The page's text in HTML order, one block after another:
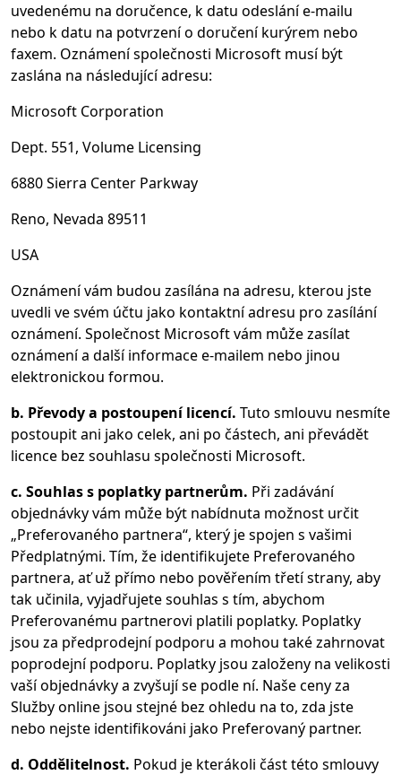
uvedenému na doručence, k datu odeslání e-mailu
nebo k datu na potvrzení o doručení kurýrem nebo
faxem. Oznámení společnosti Microsoft musí být
zaslána na následující adresu:
Microsoft Corporation
Dept. 551, Volume Licensing
6880 Sierra Center Parkway
Reno, Nevada 89511
USA
Oznámení vám budou zasílána na adresu, kterou jste
uvedli ve svém účtu jako kontaktní adresu pro zasílání
oznámení. Společnost Microsoft vám může zasílat
oznámení a další informace e-mailem nebo jinou
elektronickou formou.
b. Převody a postoupení licencí. Tuto smlouvu nesmíte
postoupit ani jako celek, ani po částech, ani převádět
licence bez souhlasu společnosti Microsoft.
c. Souhlas s poplatky partnerům. Při zadávání
objednávky vám může být nabídnuta možnost určit
„Preferovaného partnera“, který je spojen s vašimi
Předplatnými. Tím, že identifikujete Preferovaného
partnera, ať už přímo nebo pověřením třetí strany, aby
tak učinila, vyjadřujete souhlas s tím, abychom
Preferovanému partnerovi platili poplatky. Poplatky
jsou za předprodejní podporu a mohou také zahrnovat
poprodejní podporu. Poplatky jsou založeny na velikosti
vaší objednávky a zvyšují se podle ní. Naše ceny za
Služby online jsou stejné bez ohledu na to, zda jste
nebo nejste identifikováni jako Preferovaný partner.
d. Oddělitelnost. Pokud je kterákoli část této smlouvy